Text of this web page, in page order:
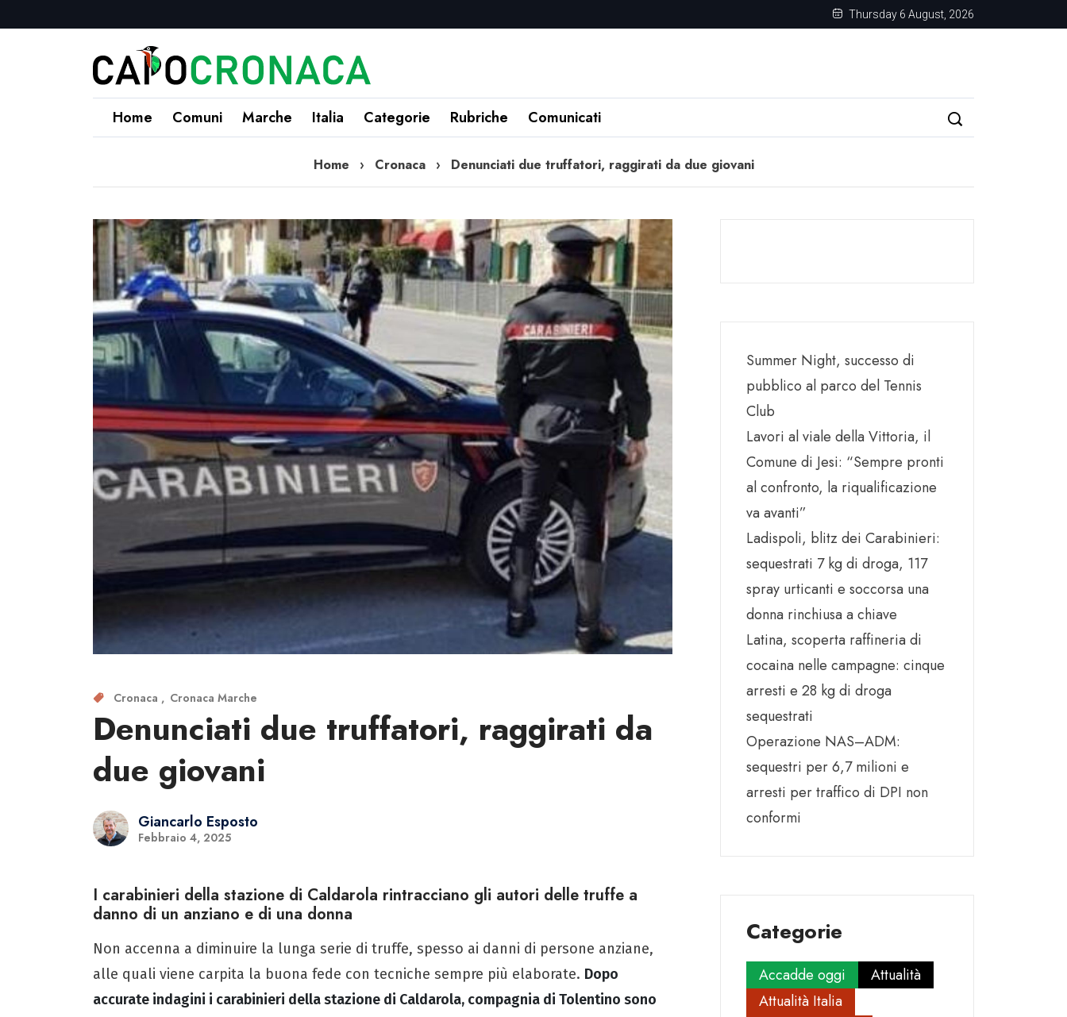
Thursday 6 August, 2026
Home Comuni Marche Italia Categorie Rubriche Comunicati
Home › Cronaca › Denunciati due truffatori, raggirati da due giovani
Cronaca Cronaca Marche
Denunciati due truffatori, raggirati da
due giovani
Giancarlo Esposto
Febbraio 4, 2025
I carabinieri della stazione di Caldarola rintracciano gli autori delle truffe a
danno di un anziano e di una donna
Non accenna a diminuire la lunga serie di truffe, spesso ai danni di persone anziane,
alle quali viene carpita la buona fede con tecniche sempre più elaborate. Dopo
accurate indagini i carabinieri della stazione di Caldarola, compagnia di Tolentino sono
Summer Night, successo di
pubblico al parco del Tennis
Club
Lavori al viale della Vittoria, il
Comune di Jesi: “Sempre pronti
al confronto, la riqualificazione
va avanti”
Ladispoli, blitz dei Carabinieri:
sequestrati 7 kg di droga, 117
spray urticanti e soccorsa una
donna rinchiusa a chiave
Latina, scoperta raffineria di
cocaina nelle campagne: cinque
arresti e 28 kg di droga
sequestrati
Operazione NAS–ADM:
sequestri per 6,7 milioni e
arresti per traffico di DPI non
conformi
Categorie
Accadde oggi
Attualità
Attualità Italia